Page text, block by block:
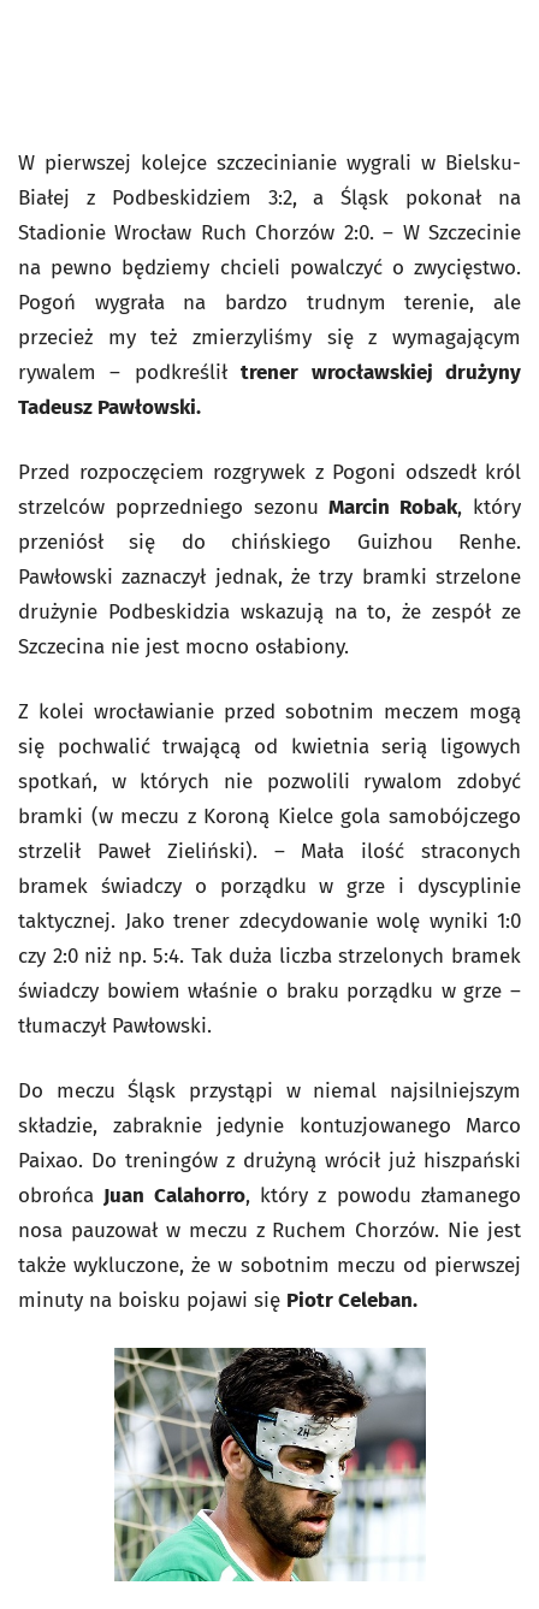
W pierwszej kolejce szczecinianie wygrali w Bielsku-
Białej z Podbeskidziem 3:2, a Śląsk pokonał na
Stadionie Wrocław Ruch Chorzów 2:0. – W Szczecinie
na pewno będziemy chcieli powalczyć o zwycięstwo.
Pogoń wygrała na bardzo trudnym terenie, ale
przecież my też zmierzyliśmy się z wymagającym
rywalem – podkreśliłtrener wrocławskiej drużyny
Tadeusz Pawłowski.
Przed rozpoczęciem rozgrywek z Pogoni odszedł król
strzelców poprzedniego sezonuMarcin Robak, który
przeniósł się do chińskiego Guizhou Renhe.
Pawłowski zaznaczył jednak, że trzy bramki strzelone
drużynie Podbeskidzia wskazują na to, że zespół ze
Szczecina nie jest mocno osłabiony.
Z kolei wrocławianie przed sobotnim meczem mogą
się pochwalić trwającą od kwietnia serią ligowych
spotkań, w których nie pozwolili rywalom zdobyć
bramki (w meczu z Koroną Kielce gola samobójczego
strzelił Paweł Zieliński). – Mała ilość straconych
bramek świadczy o porządku w grze i dyscyplinie
taktycznej. Jako trener zdecydowanie wolę wyniki 1:0
czy 2:0 niż np. 5:4. Tak duża liczba strzelonych bramek
świadczy bowiem właśnie o braku porządku w grze –
tłumaczył Pawłowski.
Do meczu Śląsk przystąpi w niemal najsilniejszym
składzie, zabraknie jedynie kontuzjowanego Marco
Paixao. Do treningów z drużyną wrócił już hiszpański
obrońca Juan Calahorro, który z powodu złamanego
nosa pauzował w meczu z Ruchem Chorzów. Nie jest
także wykluczone, że w sobotnim meczu od pierwszej
minuty na boisku pojawi się Piotr Celeban.